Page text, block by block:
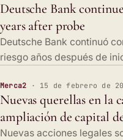
Deutsche Bank
years after probe
Deutsche Bank continuó
riesgo años después de
Merca2 · 15 de febrero de
Nuevas querellas en la
ampliación de capital
Nuevas acciones legales